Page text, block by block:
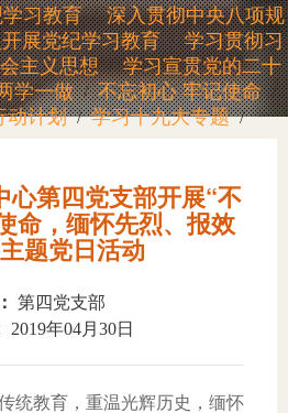
习教育 / 深入贯彻中央八项规
展党纪学习教育 / 学习贯彻习
主义思想 / 学习宣贯党的二十
学一做 / 不忘初心 牢记使命 /
动计划 / 学习十九大专题 /
心第四党支部开展“不
命，缅怀先烈、报效
题党日活动
第四党支部
2019年04月30日
教育，重温光辉历史，缅怀